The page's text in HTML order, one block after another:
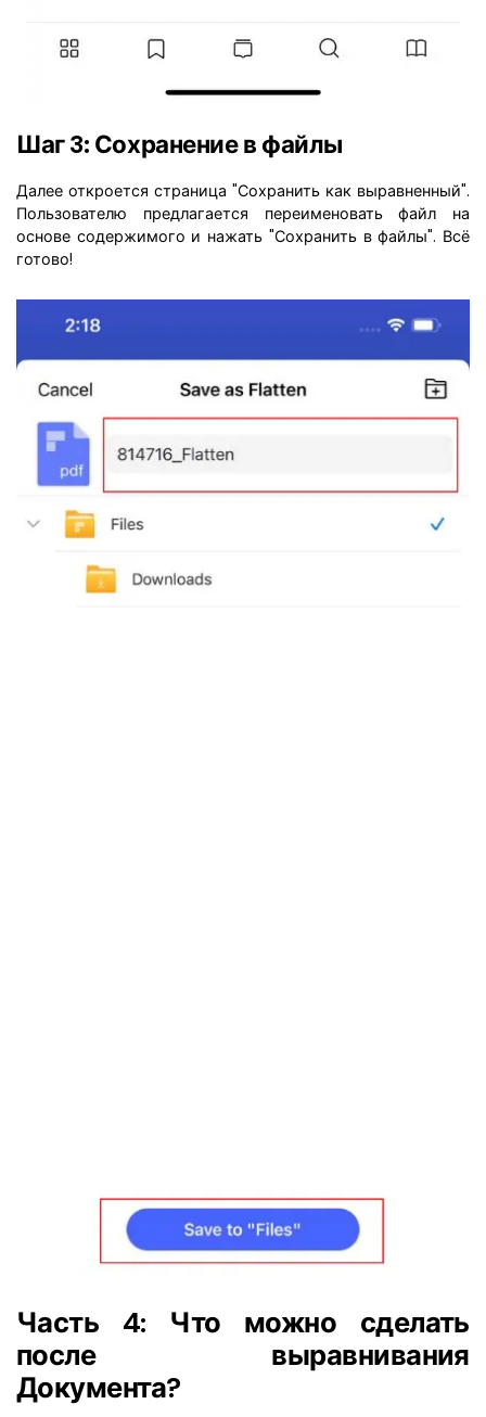
Шаг 3: Сохранение в файлы
Далее откроется страница "Сохранить как выравненный".
Пользователю предлагается переименовать файл на
основе содержимого и нажать "Сохранить в файлы". Всё
готово!
Часть 4: Что можно сделать
после выравнивания
Документа?